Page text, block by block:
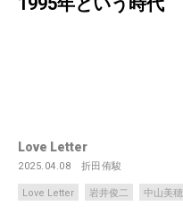
Love Letter
2025.04.08 折田侑駿
Love Letter 岩井俊二 中山美穂